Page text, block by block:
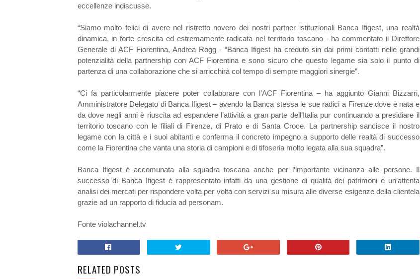
eccellenze indiscusse.
“Siamo molto felici di avere nel ristretto novero dei nostri partner istituzionali Banca Ifigest, una realtà
dinamica, in forte crescita ed estremamente radicata nel territorio toscano - ha commentato il Direttore
Generale di ACF Fiorentina, Andrea Rogg - “Banca Ifigest ha creduto sin dai primi contatti nelle grandi
potenzialità della partnership con ACF Fiorentina e sono sicuro che questo legame sia solo il punto di
partenza di una collaborazione che si arricchirà col tempo di sempre maggiori sinergie”.
“Ci fa particolarmente piacere poter collaborare con l’ACF Fiorentina – ha aggiunto Gianni Bizzarri,
Amministratore Delegato di Banca Ifigest – avendo la Banca stessa le sue radici a Firenze dove è nata e
da dove negli anni è riuscita ad espandere l’attività a gran parte dell’Italia pur continuando a presidiare il
territorio toscano con le filiali di Firenze, di Prato e di Santa Croce. La partnership sancisce il nostro
legame con la città e i suoi abitanti e conferma il concreto impegno a supporto delle realtà di successo
come la Fiorentina che vanta una storia di campioni e di tifoseria molto legata alla sua squadra”.
Banca Ifigest è accomunata alla squadra toscana anche per l’importante vicinanza alle persone. Il
successo di Banca Ifigest è rappresentato infatti da una gestione di qualità dei patrimoni e un’attenta
analisi dei mercati per rispondere volta per volta con servizi su misura alle diverse esigenze della clientela
grazie ad un rapporto di fiducia ad personam.
Fonte violachannel.tv
RELATED POSTS